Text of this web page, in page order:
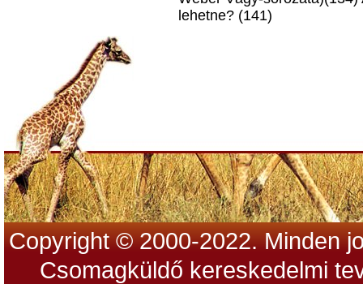
lehetne? (141)
Copyright © 2000-2022. Minden
Csomagküldő kereskedelmi